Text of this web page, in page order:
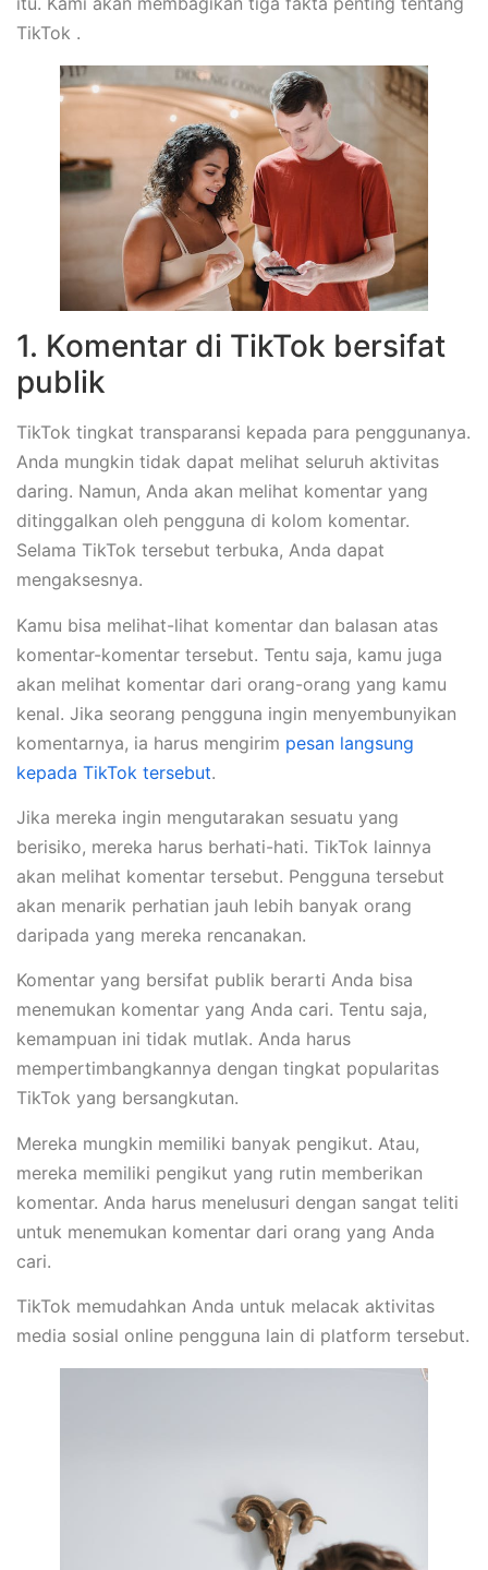
TikTok .
1. Komentar di TikTok bersifat
publik
TikTok tingkat transparansi kepada para penggunanya.
Anda mungkin tidak dapat melihat seluruh aktivitas
daring. Namun, Anda akan melihat komentar yang
ditinggalkan oleh pengguna di kolom komentar.
Selama TikTok tersebut terbuka, Anda dapat
mengaksesnya.
Kamu bisa melihat-lihat komentar dan balasan atas
komentar-komentar tersebut. Tentu saja, kamu juga
akan melihat komentar dari orang-orang yang kamu
kenal. Jika seorang pengguna ingin menyembunyikan
komentarnya, ia harus mengirim pesan langsung
kepada TikTok tersebut.
Jika mereka ingin mengutarakan sesuatu yang
berisiko, mereka harus berhati-hati. TikTok lainnya
akan melihat komentar tersebut. Pengguna tersebut
akan menarik perhatian jauh lebih banyak orang
daripada yang mereka rencanakan.
Komentar yang bersifat publik berarti Anda bisa
menemukan komentar yang Anda cari. Tentu saja,
kemampuan ini tidak mutlak. Anda harus
mempertimbangkannya dengan tingkat popularitas
TikTok yang bersangkutan.
Mereka mungkin memiliki banyak pengikut. Atau,
mereka memiliki pengikut yang rutin memberikan
komentar. Anda harus menelusuri dengan sangat teliti
untuk menemukan komentar dari orang yang Anda
cari.
TikTok memudahkan Anda untuk melacak aktivitas
media sosial online pengguna lain di platform tersebut.